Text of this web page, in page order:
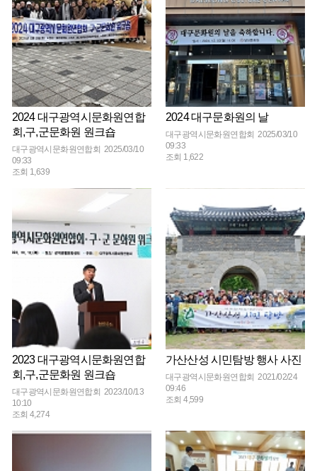
2024 대구광역시문화원연합
회,구,군문화원 원크숍
대구광역시문화원연합회 2025/03/10
09:33
조회 1,639
2024 대구문화원의 날
대구광역시문화원연합회 2025/03/10
09:33
조회 1,622
2023 대구광역시문화원연합
회,구,군문화원 원크숍
대구광역시문화원연합회 2023/10/13
10:10
조회 4,274
가산산성 시민탐방 행사 사진
대구광역시문화원연합회 2021/02/24
09:46
조회 4,599